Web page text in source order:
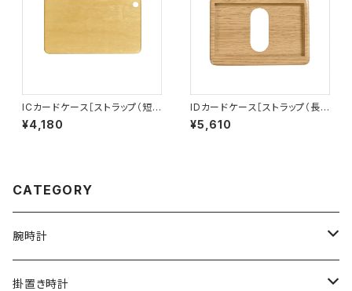
ICカードケース［ストラップ（短）
付き］イエローハート［IC-1Y］
¥4,180
IDカードケース［ストラップ（長）
付き］（名刺サイズ）ナラ［ID-2
N］
¥5,610
CATEGORY
腕時計
文字盤シングルタイプ
掛置き時計